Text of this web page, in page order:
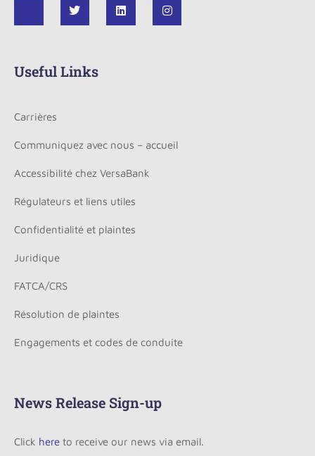
Useful Links
Carrières
Communiquez avec nous – accueil
Accessibilité chez VersaBank
Régulateurs et liens utiles
Confidentialité et plaintes
Juridique
FATCA/CRS
Résolution de plaintes
Engagements et codes de conduite
News Release Sign-up
Click here to receive our news via email.